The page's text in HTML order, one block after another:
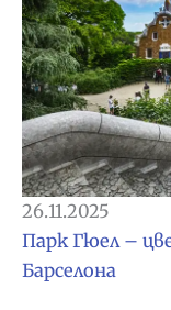
26.11.2025
Парк Гюел –
Барселона